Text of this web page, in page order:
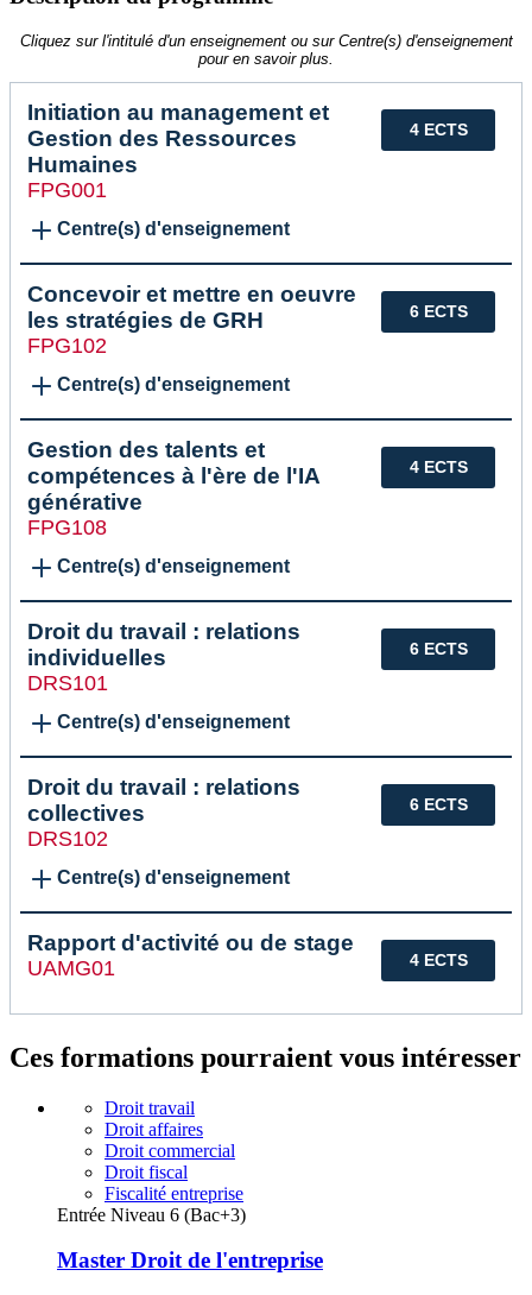
Cliquez sur l'intitulé d'un enseignement ou sur Centre(s) d'enseignement
pour en savoir plus.
4 ECTS
Initiation au management et
Gestion des Ressources
Humaines
FPG001
Centre(s) d'enseignement
6 ECTS
Concevoir et mettre en oeuvre
les stratégies de GRH
FPG102
Centre(s) d'enseignement
4 ECTS
Gestion des talents et
compétences à l'ère de l'IA
générative
FPG108
Centre(s) d'enseignement
6 ECTS
Droit du travail : relations
individuelles
DRS101
Centre(s) d'enseignement
6 ECTS
Droit du travail : relations
collectives
DRS102
Centre(s) d'enseignement
4 ECTS
Rapport d'activité ou de stage
UAMG01
Ces formations pourraient vous intéresser
Droit travail
Droit affaires
Droit commercial
Droit fiscal
Fiscalité entreprise
Entrée Niveau 6 (Bac+3)
Master Droit de l'entreprise